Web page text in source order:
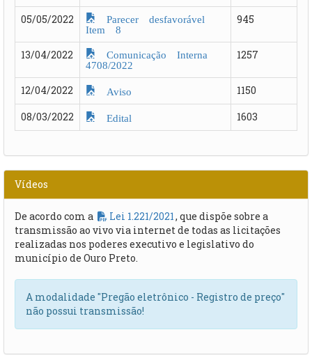
05/05/2022
Parecer desfavorável
Item 8
945
13/04/2022
Comunicação Interna
4708/2022
1257
12/04/2022 Aviso
1150
08/03/2022
Edital 1603
Vídeos
De acordo com a Lei 1.221/2021 , que dispõe sobre a
transmissão ao vivo via internet de todas as licitações
realizadas nos poderes executivo e legislativo do
município de Ouro Preto.
A modalidade "Pregão eletrônico - Registro de preço"
não possui transmissão!